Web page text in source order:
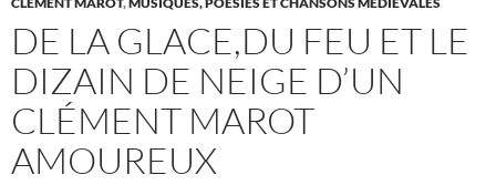
DE LA GLACE,DU FEU ET LE
DIZAIN DE NEIGE D’UN
CLÉMENT MAROT
AMOUREUX